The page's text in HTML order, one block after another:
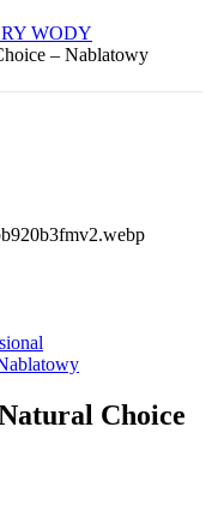
WODY
– Nablatowy
Choice